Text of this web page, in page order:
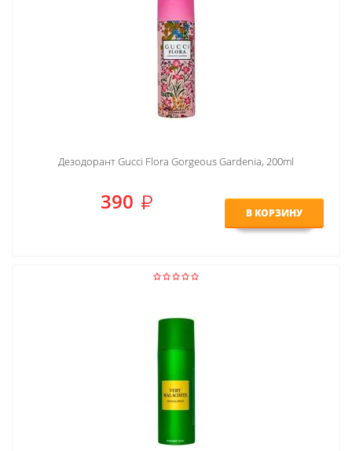
Дезодорант Gucci Flora Gorgeous Gardenia, 200ml
390 В КОРЗИНУ